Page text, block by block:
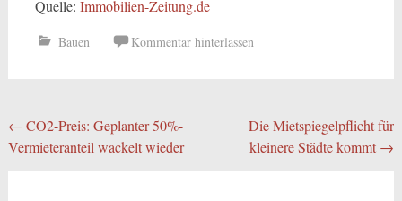
Quelle: Immobilien-Zeitung.de
Bauen Kommentar hinterlassen
Beitragsnavigation
← CO2-Preis: Geplanter 50%-
Vermieteranteil wackelt wieder
Die Mietspiegelpflicht für
kleinere Städte kommt →